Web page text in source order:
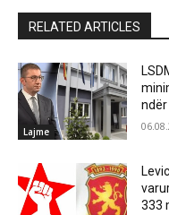
RELATED ARTICLES
Lajme
333